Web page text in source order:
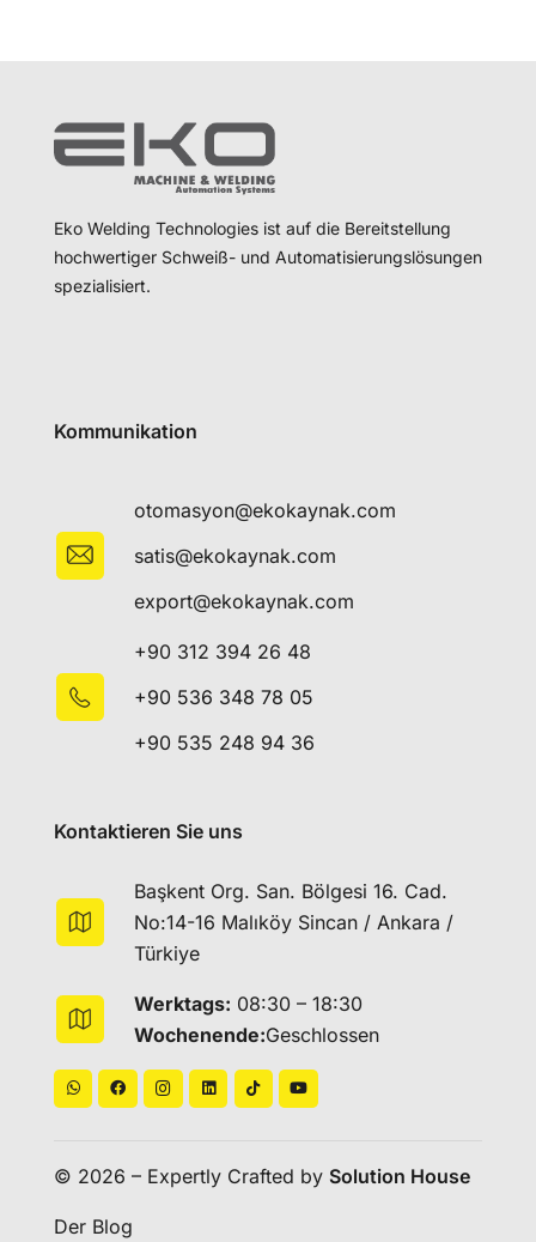
Eko Welding Technologies ist auf die Bereitstellung
hochwertiger Schweiß- und Automatisierungslösungen
spezialisiert.
Kommunikation
otomasyon@ekokaynak.com
satis@ekokaynak.com
export@ekokaynak.com
+90 312 394 26 48
+90 536 348 78 05
+90 535 248 94 36
Kontaktieren Sie uns
Başkent Org. San. Bölgesi 16. Cad.
No:14-16 Malıköy Sincan / Ankara /
Türkiye
Werktags: 08:30 – 18:30
Wochenende:Geschlossen
© 2026 – Expertly Crafted by Solution House
Der Blog